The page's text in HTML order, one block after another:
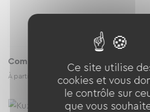
Combinaison Sooruz XS Femme
À partir de 15.00 € / jour
Ce site utilise
cookies et vous
le contrôle sur
que vous